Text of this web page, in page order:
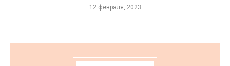
12 февраля, 2023